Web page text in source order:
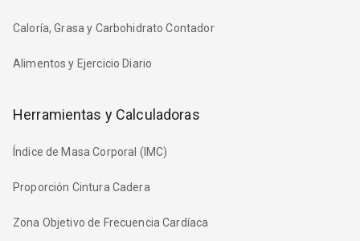
Caloría, Grasa y Carbohidrato Contador
Alimentos y Ejercicio Diario
Herramientas y Calculadoras
Índice de Masa Corporal (IMC)
Proporción Cintura Cadera
Zona Objetivo de Frecuencia Cardíaca